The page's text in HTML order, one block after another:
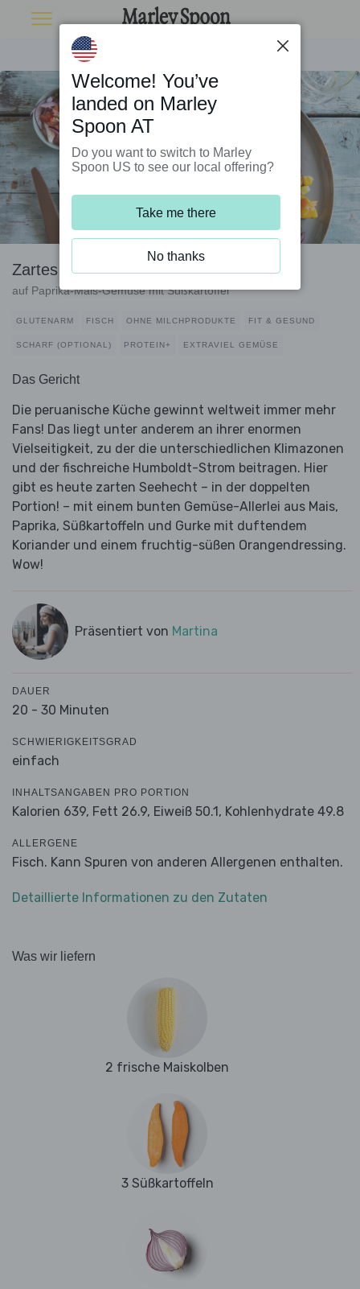
Zartes Seehechtfilet peruanische Art
auf Paprika-Mais-Gemüse mit Süßkartoffel
GLUTENARM FISCH OHNE MILCHPRODUKTE FIT & GESUND
SCHARF (OPTIONAL) PROTEIN+ EXTRAVIEL GEMÜSE
Das Gericht
Die peruanische Küche gewinnt weltweit immer mehr
Fans! Das liegt unter anderem an ihrer enormen
Vielseitigkeit, zu der die unterschiedlichen Klimazonen
und der fischreiche Humboldt-Strom beitragen. Hier
gibt es heute zarten Seehecht – in der doppelten
Portion! – mit einem bunten Gemüse-Allerlei aus Mais,
Paprika, Süßkartoffeln und Gurke mit duftendem
Koriander und einem fruchtig-süßen Orangendressing.
Wow!
Präsentiert von Martina
DAUER
20 - 30 Minuten
SCHWIERIGKEITSGRAD
einfach
INHALTSANGABEN PRO PORTION
Kalorien 639, Fett 26.9, Eiweiß 50.1, Kohlenhydrate 49.8
ALLERGENE
Fisch. Kann Spuren von anderen Allergenen enthalten.
Detaillierte Informationen zu den Zutaten
Was wir liefern
2 frische Maiskolben
3 Süßkartoffeln
Welcome! You’ve
landed on Marley
Spoon AT
Do you want to switch to Marley
Spoon US to see our local offering?
Take me there
No thanks